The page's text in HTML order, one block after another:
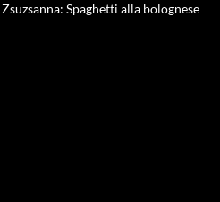
Spaghetti alla bolognese